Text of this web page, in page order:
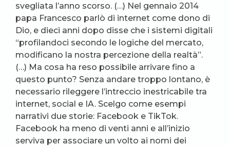
svegliata l’anno scorso. (…) Nel gennaio 2014
papa Francesco parlò di internet come dono di
Dio, e dieci anni dopo disse che i sistemi digitali
“profilandoci secondo le logiche del mercato,
modificano la nostra percezione della realtà”.
(…) Ma cosa ha reso possibile arrivare fino a
questo punto? Senza andare troppo lontano, è
necessario rileggere l’intreccio inestricabile tra
internet, social e IA. Scelgo come esempi
narrativi due storie: Facebook e TikTok.
Facebook ha meno di venti anni e all’inizio
serviva per associare un volto ai nomi dei